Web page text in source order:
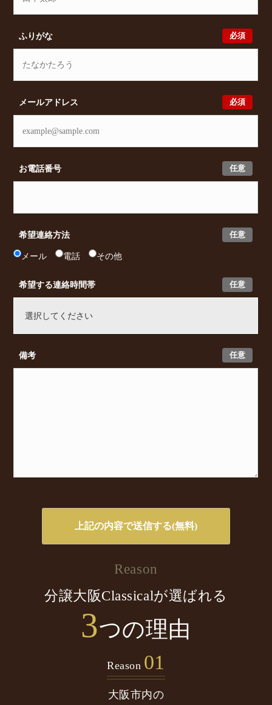
必須
ふりがな
必須
メールアドレス
任意
お電話番号
任意
希望連絡方法
メール 電話 その他
任意
希望する連絡時間帯
任意
備考
Reason
分譲大阪Classicalが選ばれる
3つの理由
Reason 01
大阪市内の